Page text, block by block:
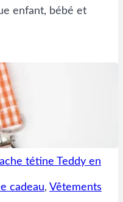
enfant, bébé et
tétine Teddy en
cadeau, Vêtements